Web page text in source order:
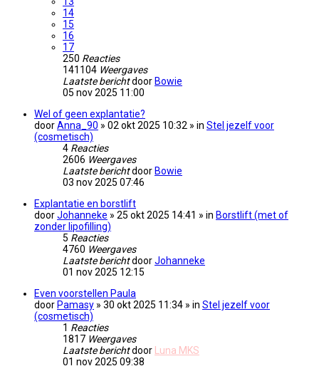
14
15
16
17
250 Reacties
141104 Weergaves
Laatste berichtdoor Bowie
05 nov 2025 11:00
Wel of geen explantatie?
doorAnna_90 » 02 okt 2025 10:32 » in Stel jezelf voor
(cosmetisch)
4 Reacties
2606 Weergaves
Laatste berichtdoor Bowie
03 nov 2025 07:46
Explantatie en borstlift
doorJohanneke » 25 okt 2025 14:41 » in Borstlift (met of
zonder lipofilling)
5 Reacties
4760 Weergaves
Laatste berichtdoorJohanneke
01 nov 2025 12:15
Even voorstellen Paula
door Pamasy » 30 okt 2025 11:34 » in Stel jezelf voor
(cosmetisch)
1 Reacties
1817 Weergaves
Laatste berichtdoor
Luna MKS
01 nov 2025 09:38